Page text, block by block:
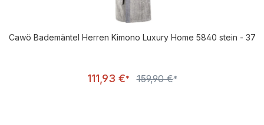
Cawö Bademäntel Herren Kimono Luxury Home 5840 stein - 37
111,93 €* Regulärer Preis:
159,90 €*